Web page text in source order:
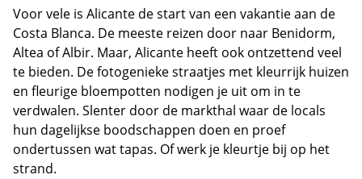
Voor vele is Alicante de start van een vakantie aan de
Costa Blanca. De meeste reizen door naar Benidorm,
Altea of Albir. Maar, Alicante heeft ook ontzettend veel
te bieden. De fotogenieke straatjes met kleurrijk huizen
en fleurige bloempotten nodigen je uit om in te
verdwalen. Slenter door de markthal waar de locals
hun dagelijkse boodschappen doen en proef
ondertussen wat tapas. Of werk je kleurtje bij op het
strand.